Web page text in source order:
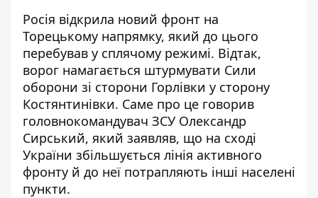
Росія відкрила новий фронт на
Торецькому напрямку, який до цього
перебував у сплячому режимі. Відтак,
ворог намагається штурмувати Сили
оборони зі сторони Горлівки у сторону
Костянтинівки. Саме про це говорив
головнокомандувач ЗСУ Олександр
Сирський, який заявляв, що на сході
України збільшується лінія активного
фронту й до неї потрапляють інші населені
пункти.